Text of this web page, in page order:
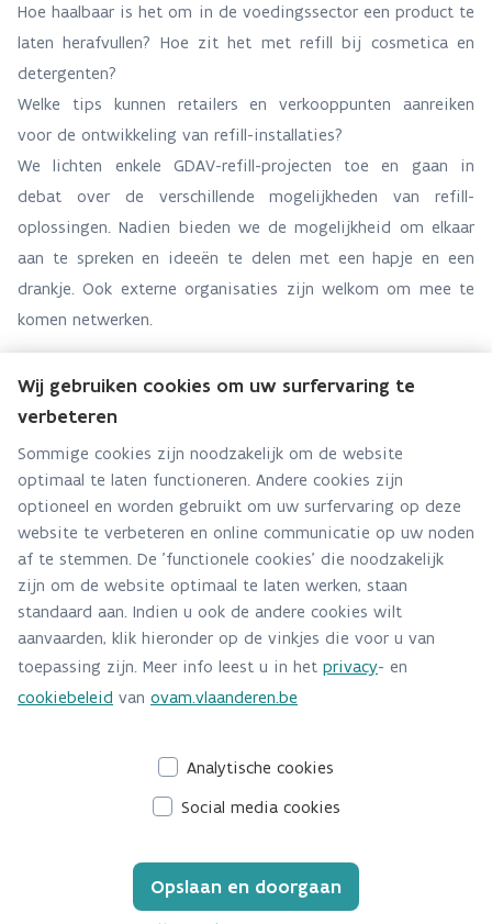
Hoe haalbaar is het om in de voedingssector een product te
laten herafvullen? Hoe zit het met refill bij cosmetica en
detergenten?
Welke tips kunnen retailers en verkooppunten aanreiken
voor de ontwikkeling van refill-installaties?
We lichten enkele GDAV-refill-projecten toe en gaan in
debat over de verschillende mogelijkheden van refill-
oplossingen. Nadien bieden we de mogelijkheid om elkaar
aan te spreken en ideeën te delen met een hapje en een
drankje. Ook externe organisaties zijn welkom om mee te
komen netwerken.
Retail en producenten aan het woord over de do's en
Refill Station Ecover @ Delhaize (detergenten)
Expanscience-Mustela (cosmetica)
Coca-Cola (frisdranken)
Refill in de praktijk: een debat
Netwerkmoment
Waar en wanneer?
Maandag 16 oktober 2023 van 13u00 tot 17u.
Wij ontvangen jullie graag bijCoca-Cola Europacific
Wij gebruiken cookies om uw surfervaring te
verbeteren
Sommige cookies zijn noodzakelijk om de website
optimaal te laten functioneren. Andere cookies zijn
optioneel en worden gebruikt om uw surfervaring op deze
website te verbeteren en online communicatie op uw noden
af te stemmen. De 'functionele cookies' die noodzakelijk
zijn om de website optimaal te laten werken, staan
standaard aan. Indien u ook de andere cookies wilt
aanvaarden, klik hieronder op de vinkjes die voor u van
toepassing zijn. Meer info leest u in het privacy- en
cookiebeleid van ovam.vlaanderen.be
Analytische cookies
Social media cookies
Opslaan en doorgaan